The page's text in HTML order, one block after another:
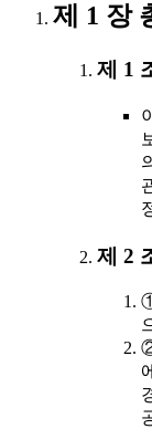
제 1 장
제 1
제 2